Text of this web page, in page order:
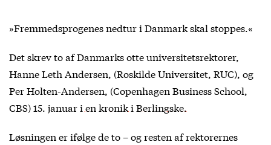
»Fremmedsprogenes nedtur i Danmark skal stoppes.«
Det skrev to af Danmarks otte universitetsrektorer,
Hanne Leth Andersen, (Roskilde Universitet, RUC), og
Per Holten-Andersen, (Copenhagen Business School,
CBS) 15. januari en kronik i Berlingske.
Løsningen er ifølge de to – og resten af rektorernes